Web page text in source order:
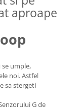
aproape
se umple,
noi. Astfel
sa stergeti
G de